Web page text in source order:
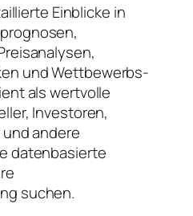
Einblicke in
und Wettbewerbs-
als wertvolle
Investoren,
andere
datenbasierte
suchen.